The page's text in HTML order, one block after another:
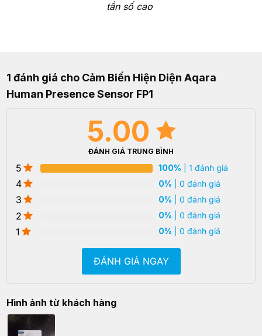
tần số cao
1 đánh giá cho Cảm Biến Hiện Diện Aqara
Human Presence Sensor FP1
5.00
ĐÁNH GIÁ TRUNG BÌNH
5 100% | 1 đánh giá
4 0% | 0 đánh giá
3 0% | 0 đánh giá
2 0% | 0 đánh giá
1 0% | 0 đánh giá
ĐÁNH GIÁ NGAY
Hình ảnh từ khách hàng